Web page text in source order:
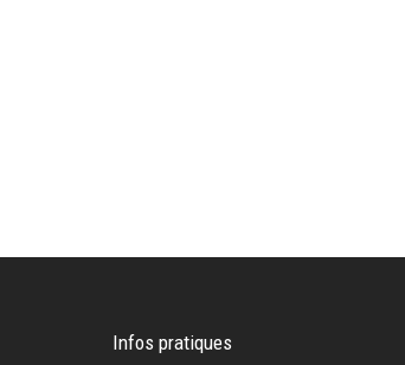
Infos pratiques